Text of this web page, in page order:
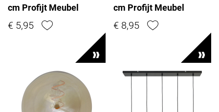
cm Profijt Meubel
€ 5,95
cm Profijt Meubel
€ 8,95